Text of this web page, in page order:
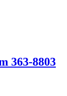
363-8803